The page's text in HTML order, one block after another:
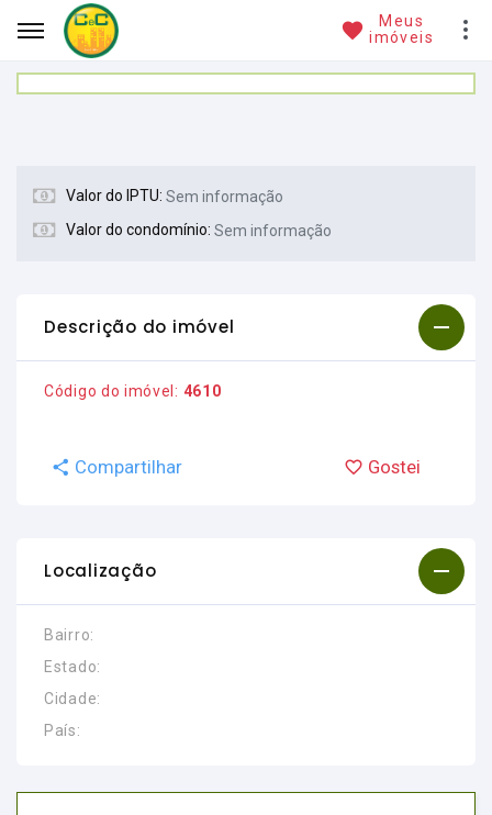
Meus
imóveis
Valor do IPTU: Sem informação
Valor do condomínio: Sem informação
Descrição do imóvel
Código do imóvel: 4610
Compartilhar Gostei
Localização
Bairro:
Estado:
Cidade:
País: